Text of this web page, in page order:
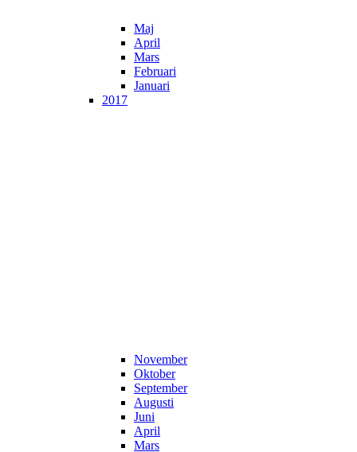
Maj
April
Mars
Februari
Januari
2017
November
Oktober
September
Augusti
Juni
April
Mars